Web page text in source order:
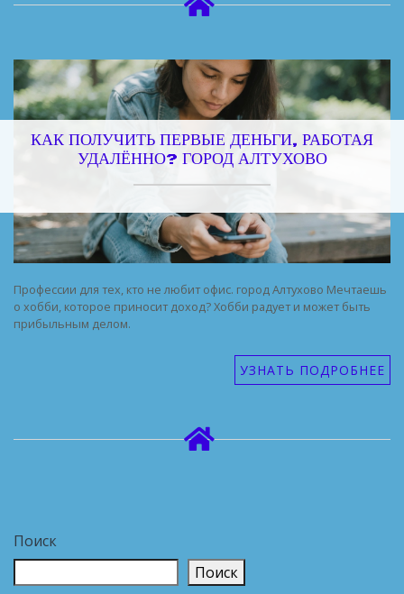
КАК ПОЛУЧИТЬ ПЕРВЫЕ ДЕНЬГИ, РАБОТАЯ
УДАЛЁННО? ГОРОД АЛТУХОВО
Профессии для тех, кто не любит офис. город Алтухово Мечтаешь
о хобби, которое приносит доход? Хобби радует и может быть
прибыльным делом.
УЗНАТЬ ПОДРОБНЕЕ
Поиск
Поиск